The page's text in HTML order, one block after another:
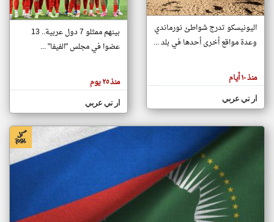
تغيير الدولة
اخبار جزر القمر على مدار الساعة
أهم اخبار جزر القمر العاجلة والمباشرة
هنا عن
وجهة
كاتبيها.
اليونيسكو تدرج شواطئ نورماندي
وعدة مواقع أخرى أحدها في بلد ...
منذ ١٠ أيام
ار تي عربي
بينهم ممثلو 7 دول عربية.. 13
عضوا في مجلس "الفيفا" ...
منذ ٢٥ يوم
ار تي عربي
klyoum.com